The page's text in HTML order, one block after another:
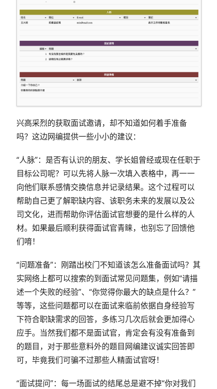
兴高采烈的获取面试邀请，却不知道如何着手准备
吗？这边网编提供一些小小的建议：
“人脉”：是否有认识的朋友、学长姐曾经或现在任职于
目标公司呢？可以先将人脉一次填入表格中，再一一
向他们联系感情交换信息并记录结果。这个过程可以
帮助自己更了解职缺内容、该职务未来的发展以及公
司文化，进而帮助你评估面试官想要的是什么样的人
材。如果最后顺利获得面试官青睐，也别忘了回馈他
们唷！
“问题准备”：刚踏出校门不知道该怎么准备面试吗？其
实网络上都可以搜索的到面试常见问题集，例如“请描
述一个失败的经验”、“你觉得你最大的缺点是什么？”
等等，这些问题都可以在面试来临前依据自身经验写
下符合职缺需求的回答，多练习几次后就会更加得心
应手。当然我们都不是面试官，肯定会有没有准备到
的题目，对于那些意料外的题目网编建议诚实回答即
可，毕竟我们可骗不过那些人精面试官呀！
“面试提问”：每一场面试的结尾总是避不掉“你对我们